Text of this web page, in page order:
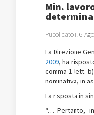
Min.
Pubblicato il 6
La Direzione
2009, ha
comma 1 lett.
nominativa, in
La risposta in
“… Pertanto,